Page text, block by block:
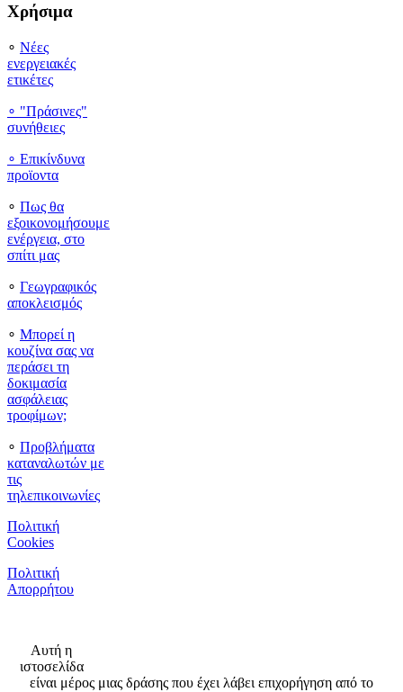
Χρήσιμα
∘ Νέες
ενεργειακές
ετικέτες
∘ "Πράσινες"
συνήθειες
∘ Επικίνδυνα
προϊοντα
∘ Πως θα
εξοικονομήσουμε
ενέργεια, στο
σπίτι μας
∘ Γεωγραφικός
αποκλεισμός
∘ Μπορεί η
κουζίνα σας να
περάσει τη
δοκιμασία
ασφάλειας
τροφίμων;
∘ Προβλήματα
καταναλωτών με
τις
τηλεπικοινωνίες
Πολιτική
Cookies
Πολιτική
Απορρήτου
Αυτή η
ιστοσελίδα
είναι μέρος μιας δράσης που έχει λάβει επιχορήγηση από το